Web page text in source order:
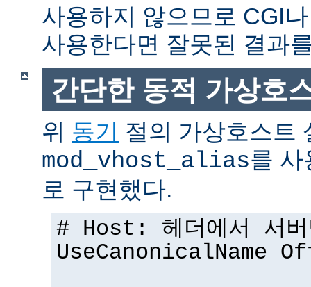
사용하지 않으므로 CGI
사용한다면 잘못된 결과
간단한 동적 가상호
위 동기
절의 가상호스트
mod_vhost_alias를 사
로 구현했다.
# Host: 헤더에서 서버
UseCanonicalName